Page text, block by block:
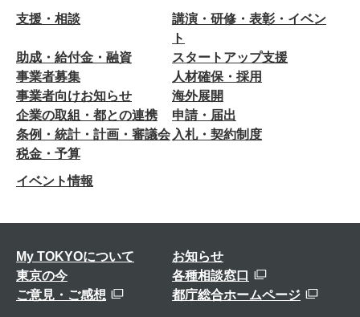
支援・相談
講演・研修・表彰・イベン
ト
助成・給付金・融資
スタートアップ支援
事業者募集
人材確保・採用
事業者向けお知らせ
海外展開
企業の取組・都との連携
申請・届出
条例・統計・計画・審議会 入札・契約制度
税金・予算
イベント情報
My TOKYOについて
お知らせ
東京の今
各種相談窓口
ご意見・ご感想
都庁総合ホームページ